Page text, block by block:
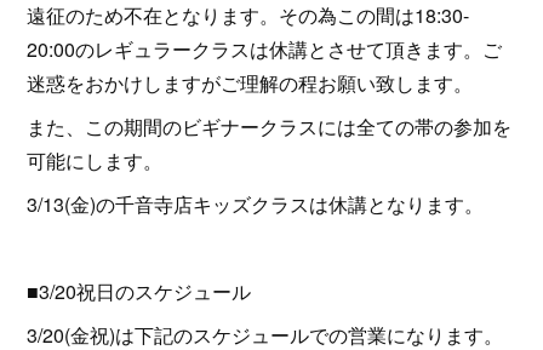
遠征のため不在となります。その為この間は18:30-
20:00のレギュラークラスは休講とさせて頂きます。ご
迷惑をおかけしますがご理解の程お願い致します。
また、この期間のビギナークラスには全ての帯の参加を
可能にします。
3/13(金)の千音寺店キッズクラスは休講となります。
■3/20祝日のスケジュール
3/20(金祝)は下記のスケジュールでの営業になります。